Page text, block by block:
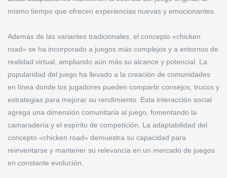
mismo tiempo que ofrecen experiencias nuevas y emocionantes.
Además de las variantes tradicionales, el concepto «chicken
road» se ha incorporado a juegos más complejos y a entornos de
realidad virtual, ampliando aún más su alcance y potencial. La
popularidad del juego ha llevado a la creación de comunidades
en línea donde los jugadores pueden compartir consejos, trucos y
estrategias para mejorar su rendimiento. Esta interacción social
agrega una dimensión comunitaria al juego, fomentando la
camaradería y el espíritu de competición. La adaptabilidad del
concepto «chicken road» demuestra su capacidad para
reinventarse y mantener su relevancia en un mercado de juegos
en constante evolución.